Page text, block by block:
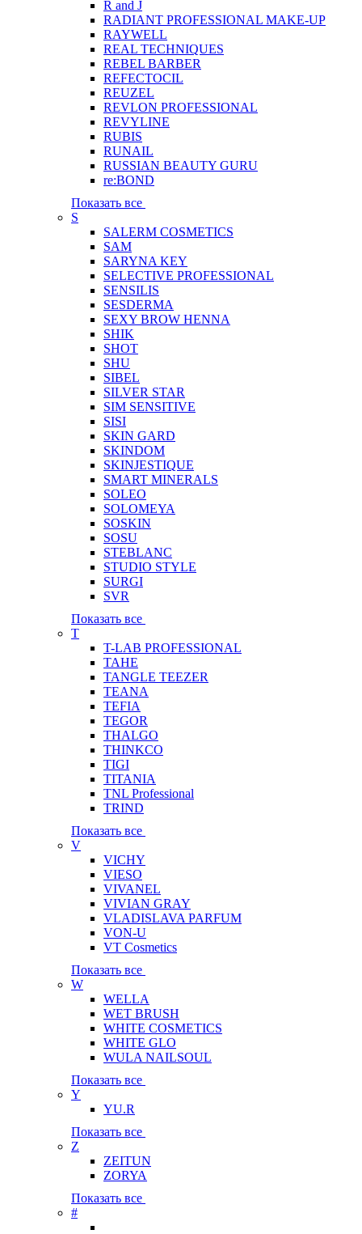
R and J
RADIANT PROFESSIONAL MAKE-UP
RAYWELL
REAL TECHNIQUES
REBEL BARBER
REFECTOCIL
REUZEL
REVLON PROFESSIONAL
REVYLINE
RUBIS
RUNAIL
RUSSIAN BEAUTY GURU
re:BOND
Показать все
S
SALERM COSMETICS
SAM
SARYNA KEY
SELECTIVE PROFESSIONAL
SENSILIS
SESDERMA
SEXY BROW HENNA
SHIK
SHOT
SHU
SIBEL
SILVER STAR
SIM SENSITIVE
SISI
SKIN GARD
SKINDOM
SKINJESTIQUE
SMART MINERALS
SOLEO
SOLOMEYA
SOSKIN
SOSU
STEBLANC
STUDIO STYLE
SURGI
SVR
Показать все
T
T-LAB PROFESSIONAL
TAHE
TANGLE TEEZER
TEANA
TEFIA
TEGOR
THALGO
THINKCO
TIGI
TITANIA
TNL Professional
TRIND
Показать все
V
VICHY
VIESO
VIVANEL
VIVIAN GRAY
VLADISLAVA PARFUM
VON-U
VT Cosmetics
Показать все
W
WELLA
WET BRUSH
WHITE COSMETICS
WHITE GLO
WULA NAILSOUL
Показать все
Y
YU.R
Показать все
Z
ZEITUN
ZORYA
Показать все
#